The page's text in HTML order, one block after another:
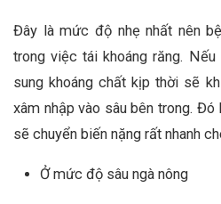
Đây là mức độ nhẹ nhất nên
trong việc tái khoáng răng.
sung khoáng chất kịp thời sẽ
xâm nhập vào sâu bên trong.
sẽ chuyển biến nặng rất nhanh
Ở mức độ sâu ngà nông